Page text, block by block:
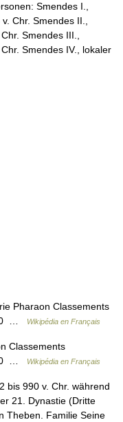
Smendes I.,
Chr. Smendes II.,
Smendes III.,
Smendes IV., lokaler
Pharaon Classements
0 …
Wikipédia en Français
Classements
0 …
Wikipédia en Français
bis 990 v. Chr. während
21. Dynastie (Dritte
Theben. Familie Seine